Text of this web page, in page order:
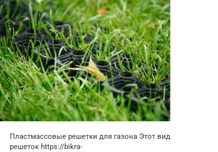
Пластмассовые решетки для газона Этот вид
решеток https://bikra-